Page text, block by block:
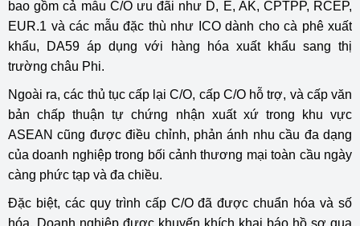
bao gồm cả mẫu C/O ưu đãi như D, E, AK, CPTPP, RCEP,
EUR.1 và các mẫu đặc thù như ICO dành cho cà phê xuất
khẩu, DA59 áp dụng với hàng hóa xuất khẩu sang thị
trường châu Phi.
Ngoài ra, các thủ tục cấp lại C/O, cấp C/O hỗ trợ, và cấp văn
bản chấp thuận tự chứng nhận xuất xứ trong khu vực
ASEAN cũng được điều chỉnh, phản ánh nhu cầu đa dạng
của doanh nghiệp trong bối cảnh thương mại toàn cầu ngày
càng phức tạp và đa chiều.
Đặc biệt, các quy trình cấp C/O đã được chuẩn hóa và số
hóa. Doanh nghiệp được khuyến khích khai báo hồ sơ qua